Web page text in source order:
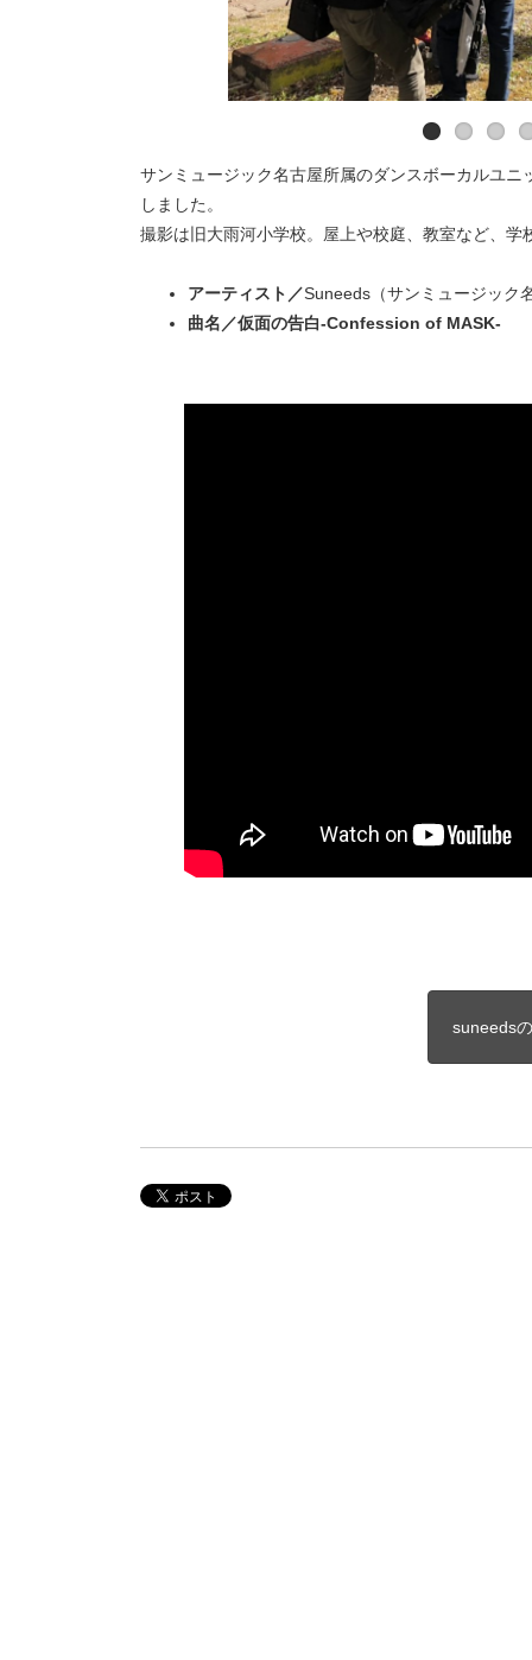
サンミュージック名古屋所属のダンスボーカルユ
しました。
撮影は旧大雨河小学校。屋上や校庭、教室など、
アーティスト／Suneeds（サンミュージック
曲名／仮面の告白-Confession of MASK-
suneeds